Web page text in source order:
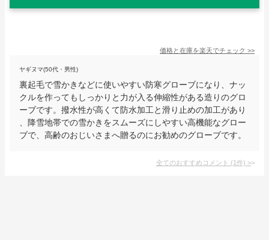
価格と在庫を楽天でチェック >>
ヤギヌマ(50代・男性)
裏起毛で雪かきなどに使いやすい防寒グローブになり、ナッ
クルを作ってもしっかりと力が入る伸縮性がある造りのグロ
ーブです。撥水性が高くて防水加工と滑り止めの加工があり
、降雪地帯での雪かきをスムーズにしやすい高機能なグロー
ブで、高齢のおじいさまへ贈るのにお勧めのグローブです。
全てのおすすめコメント (1件) >